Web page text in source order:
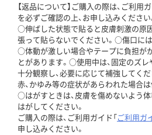
【返品について】ご購入の際は、ご利用
を必ずご確認の上、お申し込みください
○伸ばした状態で貼ると皮膚刺激の原
張って貼らないでください。○傷口に
○体動が激しい場合やテープに負担が
とがあります。○使用中は、固定のズ
十分観察し、必要に応じて補強してく
赤、かゆみ等の症状があらわれた場合
○はがすときは、皮膚を傷めないよう
はがしてください。
ご購入の際は、ご利用ガイド「ご利用ガ
申し込みください。